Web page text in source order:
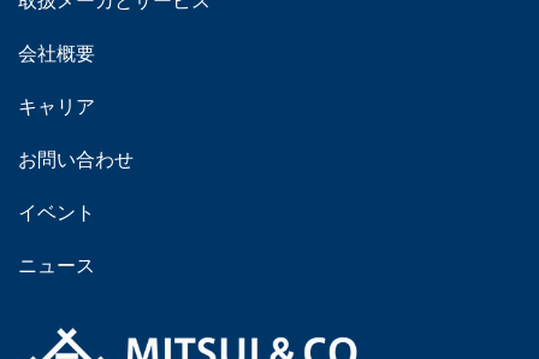
会社概要
キャリア
お問い合わせ
イベント
ニュース